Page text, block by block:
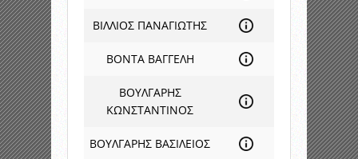
ΒΙΛΛΙΟΣ ΠΑΝΑΓΙΩΤΗΣ
ΒΟΝΤΑ ΒΑΓΓΕΛΗ
ΒΟΥΛΓΑΡΗΣ
ΚΩΝΣΤΑΝΤΙΝΟΣ
ΒΟΥΛΓΑΡΗΣ ΒΑΣΙΛΕΙΟΣ